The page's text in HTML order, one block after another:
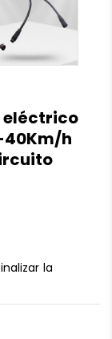
eléctrico
40Km/h
la